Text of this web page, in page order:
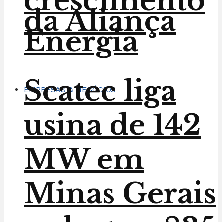
da Aliança
Energia
EMPRESAS & NEGÓCIOS
Scatec liga
usina de 142
MW em
Minas Gerais